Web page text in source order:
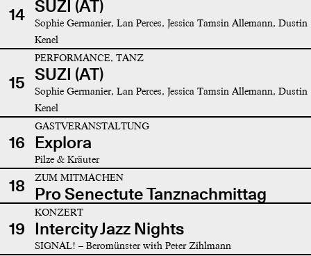
14 SUZI (AT)
Sophie Germanier, Lan Perces, Jessica Tamsin Allemann, Dustin
Kenel
15
PERFORMANCE, TANZ
SUZI (AT)
Sophie Germanier, Lan Perces, Jessica Tamsin Allemann, Dustin
Kenel
16
GASTVERANSTALTUNG
Explora
Pilze & Kräuter
18 ZUM MITMACHEN
Pro Senectute Tanznachmittag
19
KONZERT
Intercity Jazz Nights
SIGNAL! – Beromünster with Peter Zihlmann